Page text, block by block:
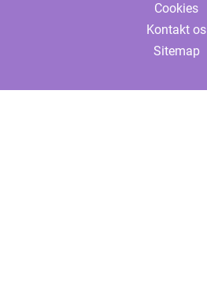
Cookies
Kontakt os
Sitemap